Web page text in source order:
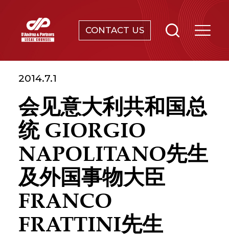
CONTACT US
知识产权保护
雇佣与用工
公司法及并购
破产及重组
寻址、搬迁并与当地政府谈判
2014.7.1
会见意大利共和国总
统 GIORGIO
NAPOLITANO先生
及外国事物大臣
FRANCO
FRATTINI先生